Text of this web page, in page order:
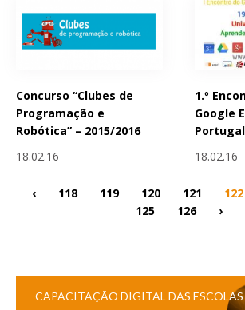
Concurso “Clubes de
Programação e
Robótica” – 2015/2016
18.02.16
1.º
Google
Portugal
18.02.16
‹ 118 119 120 121 122
125
126 ›
CAPACITAÇÃO DIGITAL DAS ESCOLAS